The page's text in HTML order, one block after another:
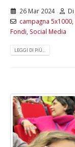
26 Mar 2024 Di
campagna 5x1000,
Fondi Social Media
LEGGI DI PIÙ...